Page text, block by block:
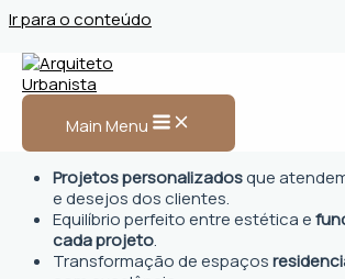
Ir para o conteúdo
Main Menu
Arquiteto Urbanista
Santa Teresa, ES
Projetos personalizadosque
e desejos dos clientes.
Equilíbrio perfeito entre estética e
cada projeto.
Transformação de espaços